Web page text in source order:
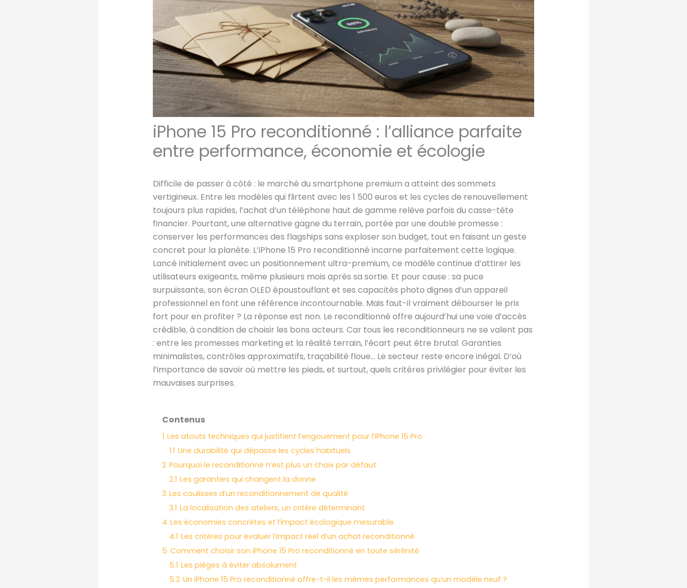
iPhone 15 Pro reconditionné : l’alliance parfaite
entre performance, économie et écologie
Difficile de passer à côté : le marché du smartphone premium a atteint des sommets
vertigineux. Entre les modèles qui flirtent avec les 1 500 euros et les cycles de renouvellement
toujours plus rapides, l’achat d’un téléphone haut de gamme relève parfois du casse-tête
financier. Pourtant, une alternative gagne du terrain, portée par une double promesse :
conserver les performances des flagships sans exploser son budget, tout en faisant un geste
concret pour la planète. L’iPhone 15 Pro reconditionné incarne parfaitement cette logique.
Lancé initialement avec un positionnement ultra-premium, ce modèle continue d’attirer les
utilisateurs exigeants, même plusieurs mois après sa sortie. Et pour cause : sa puce
surpuissante, son écran OLED époustouflant et ses capacités photo dignes d’un appareil
professionnel en font une référence incontournable. Mais faut-il vraiment débourser le prix
fort pour en profiter ? La réponse est non. Le reconditionné offre aujourd’hui une voie d’accès
crédible, à condition de choisir les bons acteurs. Car tous les reconditionneurs ne se valent pas
: entre les promesses marketing et la réalité terrain, l’écart peut être brutal. Garanties
minimalistes, contrôles approximatifs, traçabilité floue… Le secteur reste encore inégal. D’où
l’importance de savoir où mettre les pieds, et surtout, quels critères privilégier pour éviter les
mauvaises surprises.
Contenus
1 Les atouts techniques qui justifient l’engouement pour l’iPhone 15 Pro
1.1 Une durabilité qui dépasse les cycles habituels
2 Pourquoi le reconditionné n’est plus un choix par défaut
2.1 Les garanties qui changent la donne
3 Les coulisses d’un reconditionnement de qualité
3.1 La localisation des ateliers, un critère déterminant
4 Les économies concrètes et l’impact écologique mesurable
4.1 Les critères pour évaluer l’impact réel d’un achat reconditionné
5 Comment choisir son iPhone 15 Pro reconditionné en toute sérénité
5.1 Les pièges à éviter absolument
5.2 Un iPhone 15 Pro reconditionné offre-t-il les mêmes performances qu’un modèle neuf ?